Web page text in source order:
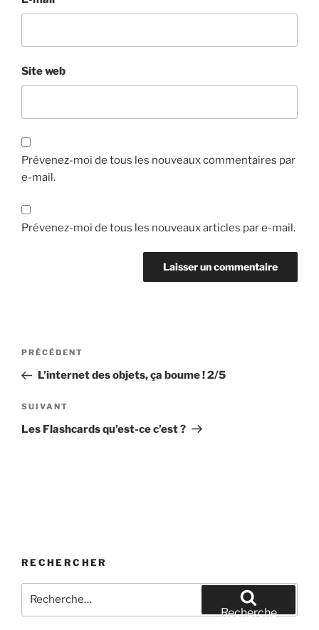
Site web
Prévenez-moi de tous les nouveaux commentaires par
e-mail.
Prévenez-moi de tous les nouveaux articles par e-mail.
Navigation
l’article
Article
précédent
PRÉCÉDENT
L’internet des objets, ça boume ! 2/5
Article
suivant
SUIVANT
Les Flashcards qu’est-ce c’est ?
RECHERCHER
pour
Recherche